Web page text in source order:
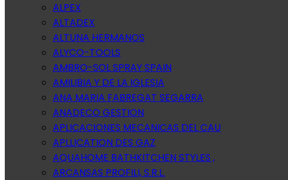
ALPEX
ALTADEX
ALTUNA HERMANOS
ALYCO-TOOLS
AMBRO-SOL SPRAY SPAIN
AMILIBIA Y DE LA IGLESIA
ANA MARIA FABREGAT SEGARRA
ANADECO GESTION
APLICACIONES MECANICAS DEL CAU
APLLICATION DES GAZ
AQUAHOME BATHKITCHEN STYLES ,
ARCANSAS PROFILI, S.R.L.